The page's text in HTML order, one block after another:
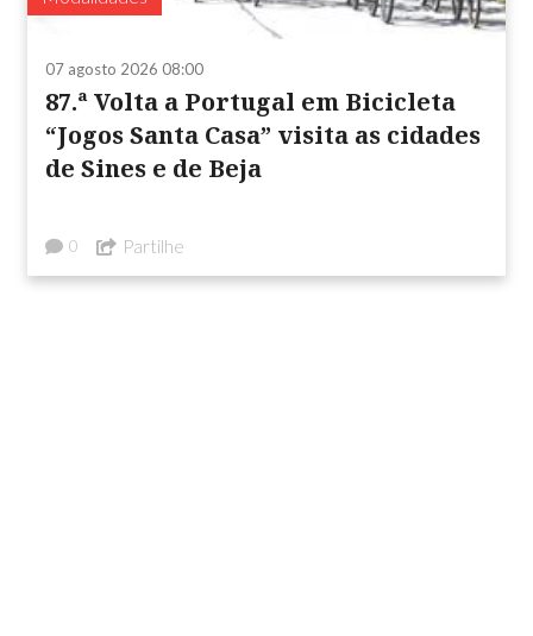
07 agosto 2026 08:00
87.ª Volta a Portugal em Bicicleta
“Jogos Santa Casa” visita as cidades
de Sines e de Beja
0 Partilhe